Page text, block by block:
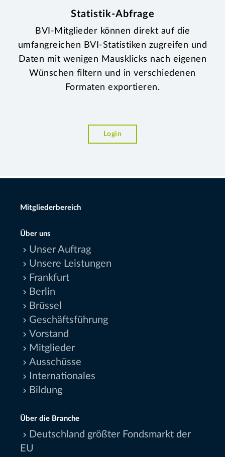
Statistik-Abfrage
BVI-Mitglieder können direkt auf die
umfangreichen BVI-Statistiken zugreifen und
Daten mit wenigen Mausklicks nach eigenen
Wünschen filtern und in verschiedenen
Formaten exportieren.
Login
Mitgliederbereich
Über uns
Unser Auftrag
Unsere Leistungen
Frankfurt
Berlin
Brüssel
Geschäftsführung
Vorstand
Mitglieder
Ausschüsse
Internationales
Bildung
Über die Branche
Deutschland größter Fondsmarkt der
EU